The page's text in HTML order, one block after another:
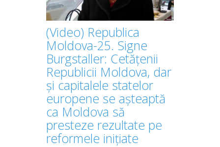
(Video) Republica
Moldova-25. Signe
Burgstaller: Cetățenii
Republicii Moldova, dar
și capitalele statelor
europene se așteaptă
ca Moldova să
presteze rezultate pe
reformele inițiate